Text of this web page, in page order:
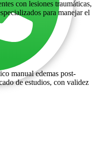
con lesiones traumáticas,
para manejar el
manual edemas post-
de estudios, con validez